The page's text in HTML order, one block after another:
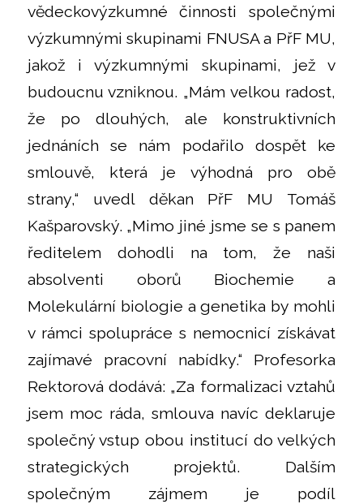
vědeckovýzkumné činnosti společnými
výzkumnými skupinami FNUSA a PřF MU,
jakož i výzkumnými skupinami, jež v
budoucnu vzniknou. „Mám velkou radost,
že po dlouhých, ale konstruktivních
jednáních se nám podařilo dospět ke
smlouvě, která je výhodná pro obě
strany,“ uvedl děkan PřF MU Tomáš
Kašparovský. „Mimo jiné jsme se s panem
ředitelem dohodli na tom, že naši
absolventi oborů Biochemie a
Molekulární biologie a genetika by mohli
v rámci spolupráce s nemocnicí získávat
zajímavé pracovní nabídky.“ Profesorka
Rektorová dodává: „Za formalizaci vztahů
jsem moc ráda, smlouva navíc deklaruje
společný vstup obou institucí do velkých
strategických projektů. Dalším
společným zájmem je podíl